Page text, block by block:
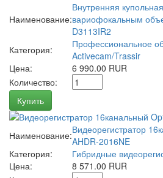
Наименование:
Внутренняя
вариофокальным
D3113IR2
Категория:
Профессиональное
Activecam/Trassir
Цена:
6 990.00 RUR
Количество:
Купить
Наименование:Видеорегистратор
AHDR-2016NE
Категория:
Гибридные
Цена:
8 571.00 RUR